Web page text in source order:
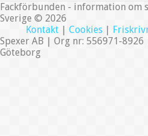
Fackförbunden - information om
Sverige © 2026
Kontakt | Cookies |
Spexer AB | Org nr: 556971-
Göteborg